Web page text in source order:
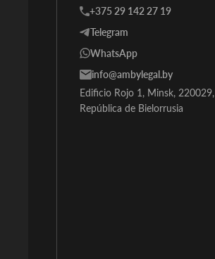
+375 29 142 27 19
Telegram
WhatsApp
info@ambylegal.by
Edificio Rojo 1, Minsk, 220029,
República de Bielorrusia